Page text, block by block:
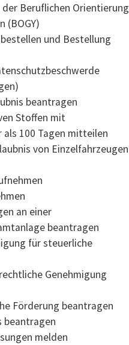
der Beruflichen Orientierung
(BOGY)
und Bestellung
beantragen
Stoffen mit
100 Tagen mitteilen
von Einzelfahrzeugen
an einer
beantragen
für steuerliche
Genehmigung
Förderung beantragen
beantragen
melden